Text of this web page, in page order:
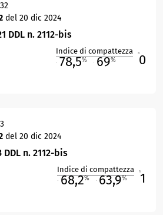
del 20 dic 2024
DDL n. 2112-bis
Indice di compattezza
78,5% 69% 0
del 20 dic 2024
n. 2112-bis
Indice di compattezza
68,2% 63,9% 1